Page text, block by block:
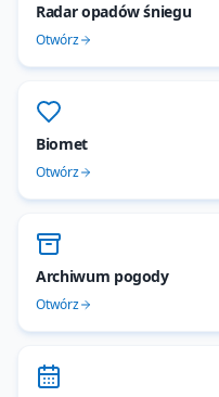
Radar opadów śniegu
Otwórz
Biomet
Otwórz
Archiwum pogody
Otwórz